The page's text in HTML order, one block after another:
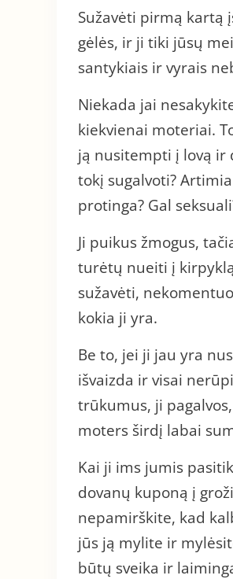
Sužavėti pirmą kartą
gėlės, ir ji tiki jūsų
santykiais ir vyrais
Niekada jai
kiekvienai moteriai.
ją nusitempti į lovą ir
tokį sugalvoti?
protinga? Gal
Ji puikus žmogus,
turėtų nueiti į
sužavėti,
kokia ji yra.
Be to, jei ji jau yra
išvaizda ir visai
trūkumus, ji
moters širdį labai
Kai ji ims jumis
dovanų kuponą į
nepamirškite, kad
jūs ją mylite ir
būtų sveika ir